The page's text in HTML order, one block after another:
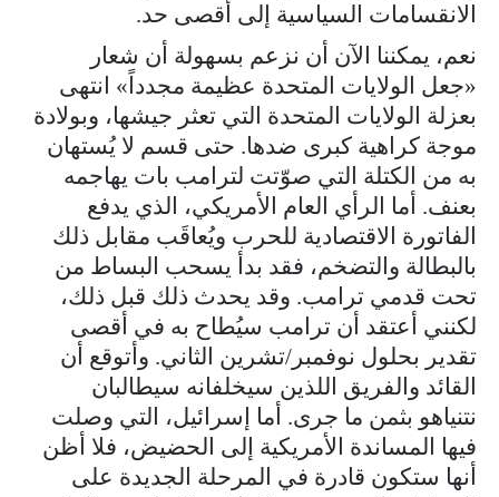
الانقسامات السياسية إلى أقصى حد.
نعم، يمكننا الآن أن نزعم بسهولة أن شعار
«جعل الولايات المتحدة عظيمة مجدداً» انتهى
بعزلة الولايات المتحدة التي تعثر جيشها، وبولادة
موجة كراهية كبرى ضدها. حتى قسم لا يُستهان
به من الكتلة التي صوّتت لترامب بات يهاجمه
بعنف. أما الرأي العام الأمريكي، الذي يدفع
الفاتورة الاقتصادية للحرب ويُعاقَب مقابل ذلك
بالبطالة والتضخم، فقد بدأ يسحب البساط من
تحت قدمي ترامب. وقد يحدث ذلك قبل ذلك،
لكنني أعتقد أن ترامب سيُطاح به في أقصى
تقدير بحلول نوفمبر/تشرين الثاني. وأتوقع أن
القائد والفريق اللذين سيخلفانه سيطالبان
نتنياهو بثمن ما جرى. أما إسرائيل، التي وصلت
فيها المساندة الأمريكية إلى الحضيض، فلا أظن
أنها ستكون قادرة في المرحلة الجديدة على